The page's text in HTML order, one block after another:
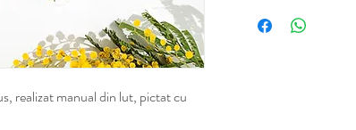
realizat manual din lut, pictat cu